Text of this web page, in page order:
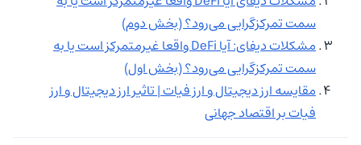
سمت تمرکزگرایی می‌رود؟ (بخش دوم)
مشکلات دیفای: آیا DeFi واقعا غیرمتمرکز است یا به
سمت تمرکزگرایی می‌رود؟ (بخش اول)
مقایسه ارز دیجیتال و ارز فیات | تاثیر ارز دیجیتال و ارز
فیات بر اقتصاد جهانی